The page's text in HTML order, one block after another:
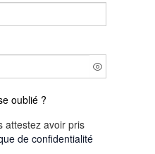
oublié ?
attestez avoir pris
de confidentialité